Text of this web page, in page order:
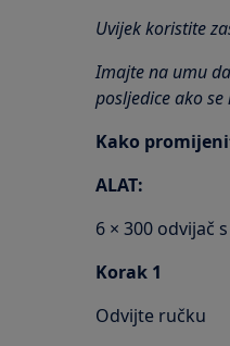
Uvijek koristite
Imajte na umu
posljedice ako
Kako
ALAT:
6 × 300 odvijač
Korak 1
Odvijte ručku